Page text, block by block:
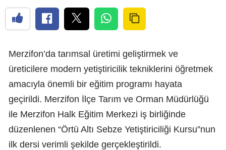
Merzifon’da tarımsal üretimi geliştirmek ve
üreticilere modern yetiştiricilik tekniklerini öğretmek
amacıyla önemli bir eğitim programı hayata
geçirildi. Merzifon İlçe Tarım ve Orman Müdürlüğü
ile Merzifon Halk Eğitim Merkezi iş birliğinde
düzenlenen “Örtü Altı Sebze Yetiştiriciliği Kursu”nun
ilk dersi verimli şekilde gerçekleştirildi.